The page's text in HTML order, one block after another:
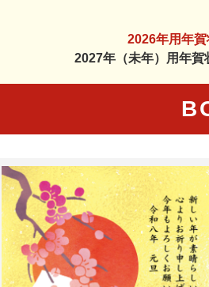
2026年用年
2027年（未年）用年賀